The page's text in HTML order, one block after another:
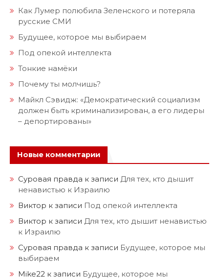
Как Лумер полюбила Зеленского и потеряла
русские СМИ
Будущее, которое мы выбираем
Под опекой интеллекта
Тонкие намёки
Почему ты молчишь?
Майкл Сэвидж: «Демократический социализм
должен быть криминализирован, а его лидеры
– депортированы»
Новые комментарии
Суровая правда к записи Для тех, кто дышит
ненавистью к Израилю
Виктор к записи Под опекой интеллекта
Виктор к записи Для тех, кто дышит ненавистью
к Израилю
Суровая правда к записи Будущее, которое мы
выбираем
Mike22 к записи Будущее, которое мы